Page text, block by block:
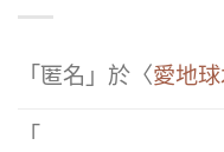
「匿名 」於〈愛地
「